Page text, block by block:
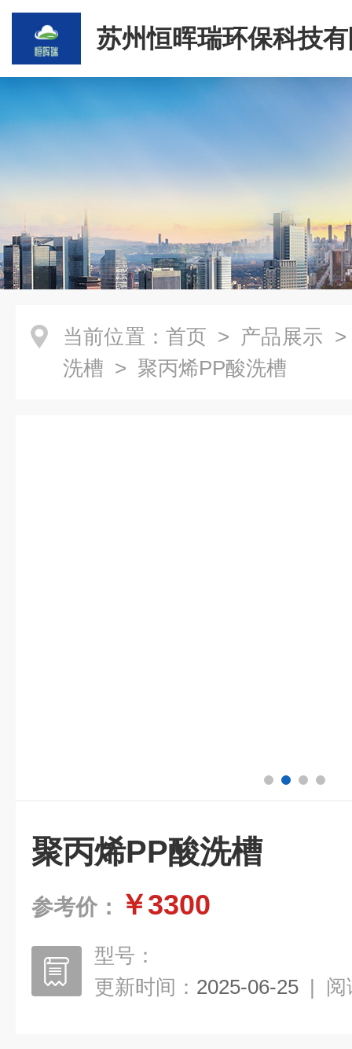
苏州恒晖瑞环保科技
当前位置： 首页 > 产品展示
洗槽 > 聚丙烯PP酸洗槽
聚丙烯PP酸洗槽
参考价： ￥3300
型号：
更新时间： 2025-06-25 | 阅